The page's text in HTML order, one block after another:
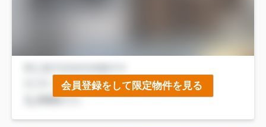
会員登録をして限定物件を見る